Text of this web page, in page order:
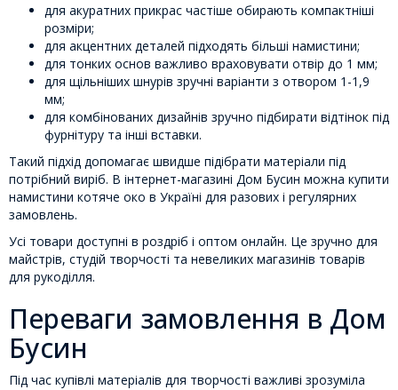
для акуратних прикрас частіше обирають компактніші
розміри;
для акцентних деталей підходять більші намистини;
для тонких основ важливо враховувати отвір до 1 мм;
для щільніших шнурів зручні варіанти з отвором 1-1,9
мм;
для комбінованих дизайнів зручно підбирати відтінок під
фурнітуру та інші вставки.
Такий підхід допомагає швидше підібрати матеріали під
потрібний виріб. В інтернет-магазині Дом Бусин можна купити
намистини котяче око в Україні для разових і регулярних
замовлень.
Усі товари доступні в роздріб і оптом онлайн. Це зручно для
майстрів, студій творчості та невеликих магазинів товарів
для рукоділля.
Переваги замовлення в Дом
Бусин
Під час купівлі матеріалів для творчості важливі зрозуміла